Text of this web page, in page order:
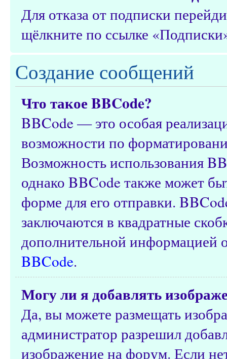
Для отказа от подписки
щёлкните по ссылке
Создание сообщений
Что такое BBCode?
BBCode — это особая
возможности по
Возможность использования
однако BBCode также может
форме для его отправки.
заключаются в квадратные
дополнительной информацией
BBCode.
Могу ли я добавлять
Да, вы можете размещать
администратор разрешил
изображение на форум. Если